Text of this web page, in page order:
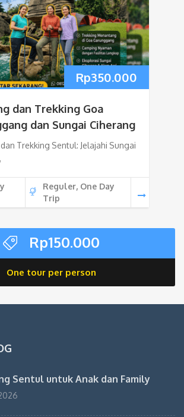
Rp350.000
dan Trekking Goa
dan Sungai Ciherang
Trekking Sentul: Jelajahi Sungai
Reguler, One Day
Trip
Rp150.000
One tour per person
Sentul untuk Anak dan Family